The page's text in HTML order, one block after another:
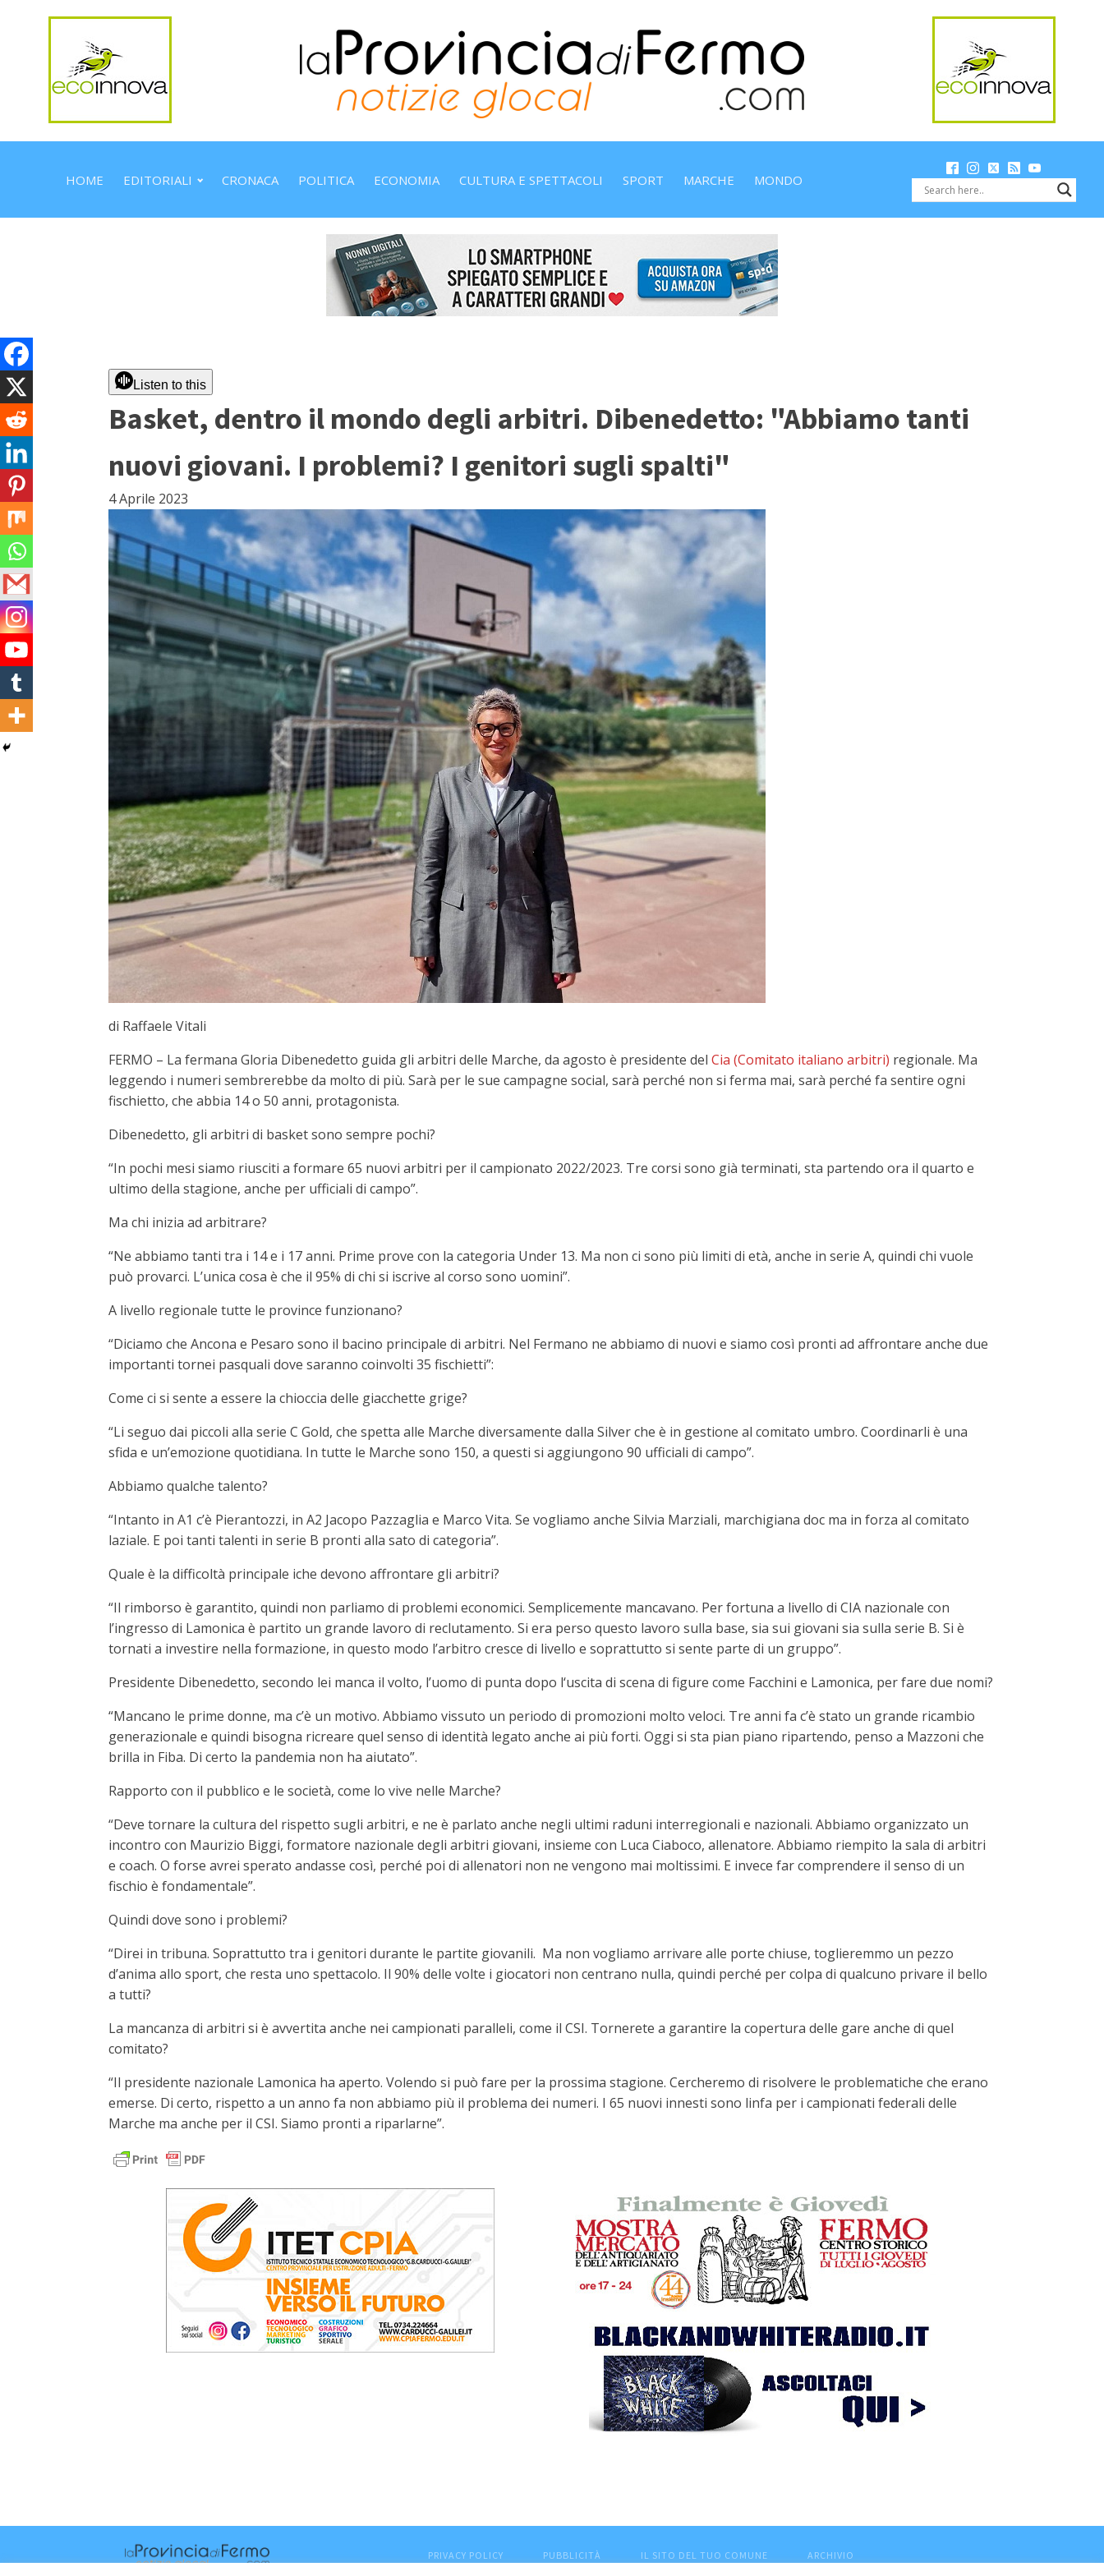
HOME EDITORIALI CRONACA POLITICA ECONOMIA CULTURA E SPETTACOLI SPORT MARCHE MONDO
Listen to this
Basket, dentro il mondo degli arbitri. Dibenedetto: "Abbiamo tanti
nuovi giovani. I problemi? I genitori sugli spalti"
4 Aprile 2023
di Raffaele Vitali
FERMO – La fermana Gloria Dibenedetto guida gli arbitri delle Marche, da agosto è presidente del Cia (Comitato italiano arbitri) regionale. Ma
leggendo i numeri sembrerebbe da molto di più. Sarà per le sue campagne social, sarà perché non si ferma mai, sarà perché fa sentire ogni
fischietto, che abbia 14 o 50 anni, protagonista.
Dibenedetto, gli arbitri di basket sono sempre pochi?
“In pochi mesi siamo riusciti a formare 65 nuovi arbitri per il campionato 2022/2023. Tre corsi sono già terminati, sta partendo ora il quarto e
ultimo della stagione, anche per ufficiali di campo”.
Ma chi inizia ad arbitrare?
“Ne abbiamo tanti tra i 14 e i 17 anni. Prime prove con la categoria Under 13. Ma non ci sono più limiti di età, anche in serie A, quindi chi vuole
può provarci. L’unica cosa è che il 95% di chi si iscrive al corso sono uomini”.
A livello regionale tutte le province funzionano?
“Diciamo che Ancona e Pesaro sono il bacino principale di arbitri. Nel Fermano ne abbiamo di nuovi e siamo così pronti ad affrontare anche due
importanti tornei pasquali dove saranno coinvolti 35 fischietti”:
Come ci si sente a essere la chioccia delle giacchette grige?
“Li seguo dai piccoli alla serie C Gold, che spetta alle Marche diversamente dalla Silver che è in gestione al comitato umbro. Coordinarli è una
sfida e un’emozione quotidiana. In tutte le Marche sono 150, a questi si aggiungono 90 ufficiali di campo”.
Abbiamo qualche talento?
“Intanto in A1 c’è Pierantozzi, in A2 Jacopo Pazzaglia e Marco Vita. Se vogliamo anche Silvia Marziali, marchigiana doc ma in forza al comitato
laziale. E poi tanti talenti in serie B pronti alla sato di categoria”.
Quale è la difficoltà principale iche devono affrontare gli arbitri?
“Il rimborso è garantito, quindi non parliamo di problemi economici. Semplicemente mancavano. Per fortuna a livello di CIA nazionale con
l’ingresso di Lamonica è partito un grande lavoro di reclutamento. Si era perso questo lavoro sulla base, sia sui giovani sia sulla serie B. Si è
tornati a investire nella formazione, in questo modo l’arbitro cresce di livello e soprattutto si sente parte di un gruppo”.
Presidente Dibenedetto, secondo lei manca il volto, l’uomo di punta dopo l‘uscita di scena di figure come Facchini e Lamonica, per fare due nomi?
“Mancano le prime donne, ma c’è un motivo. Abbiamo vissuto un periodo di promozioni molto veloci. Tre anni fa c’è stato un grande ricambio
generazionale e quindi bisogna ricreare quel senso di identità legato anche ai più forti. Oggi si sta pian piano ripartendo, penso a Mazzoni che
brilla in Fiba. Di certo la pandemia non ha aiutato”.
Rapporto con il pubblico e le società, come lo vive nelle Marche?
“Deve tornare la cultura del rispetto sugli arbitri, e ne è parlato anche negli ultimi raduni interregionali e nazionali. Abbiamo organizzato un
incontro con Maurizio Biggi, formatore nazionale degli arbitri giovani, insieme con Luca Ciaboco, allenatore. Abbiamo riempito la sala di arbitri
e coach. O forse avrei sperato andasse così, perché poi di allenatori non ne vengono mai moltissimi. E invece far comprendere il senso di un
fischio è fondamentale”.
Quindi dove sono i problemi?
“Direi in tribuna. Soprattutto tra i genitori durante le partite giovanili. Ma non vogliamo arrivare alle porte chiuse, toglieremmo un pezzo
d’anima allo sport, che resta uno spettacolo. Il 90% delle volte i giocatori non centrano nulla, quindi perché per colpa di qualcuno privare il bello
a tutti?
La mancanza di arbitri si è avvertita anche nei campionati paralleli, come il CSI. Tornerete a garantire la copertura delle gare anche di quel
comitato?
“Il presidente nazionale Lamonica ha aperto. Volendo si può fare per la prossima stagione. Cercheremo di risolvere le problematiche che erano
emerse. Di certo, rispetto a un anno fa non abbiamo più il problema dei numeri. I 65 nuovi innesti sono linfa per i campionati federali delle
Marche ma anche per il CSI. Siamo pronti a riparlarne”.
PRIVACY POLICY PUBBLICITÀ IL SITO DEL TUO COMUNE ARCHIVIO